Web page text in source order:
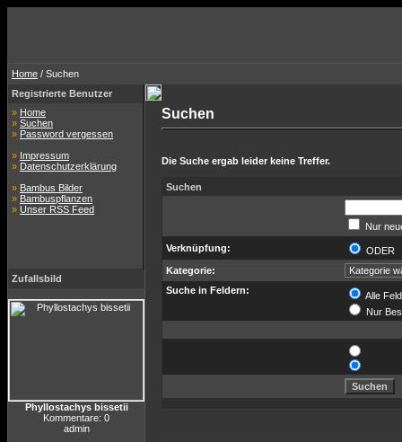
Home / Suchen
Registrierte Benutzer
» Home
» Suchen
» Password vergessen
» Impressum
» Datenschutzerklärung
» Bambus Bilder
» Bambuspflanzen
» Unser RSS Feed
Zufallsbild
Phyllostachys bissetii
Kommentare: 0
admin
Suchen
Die Suche ergab leider keine Treffer.
Suchen
Nur
Verknüpfung:
ODER
Kategorie:
Suche in Feldern:
Alle
Nur